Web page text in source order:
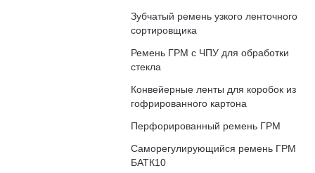
Зубчатый ремень узкого ленточного
сортировщика
Ремень ГРМ с ЧПУ для обработки
стекла
Конвейерные ленты для коробок из
гофрированного картона
Перфорированный ремень ГРМ
Саморегулирующийся ремень ГРМ
БАТК10